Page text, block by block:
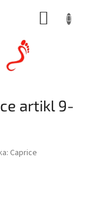
artikl 9-
Caprice